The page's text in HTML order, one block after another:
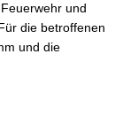
und
die betroffenen
und die